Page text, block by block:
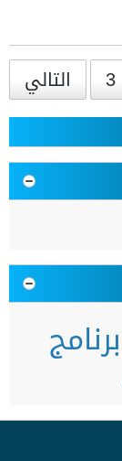
3 التالي
برنامج